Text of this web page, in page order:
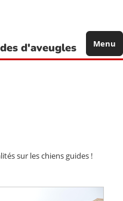
d'aveugles Menu
sur les chiens guides !